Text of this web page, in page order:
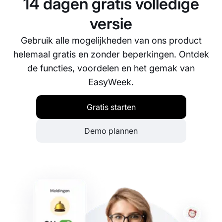
helpt je bedrijf efficiënter te werken.
versie
Gebruik alle mogelijkheden van ons product
helemaal gratis en zonder beperkingen. Ontdek
de functies, voordelen en het gemak van
EasyWeek.
Gratis starten
Demo plannen